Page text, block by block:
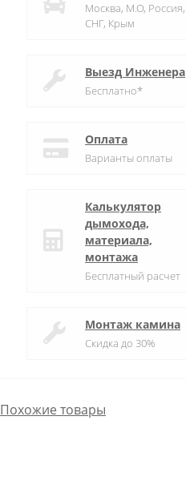
Москва, М.О, Россия,
СНГ, Крым
Выезд Инженера
Бесплатно*
Оплата
Варианты оплаты
Калькулятор
дымохода,
материала,
монтажа
Бесплатный расчет
Монтаж камина
Скидка до 30%
Похожие товары